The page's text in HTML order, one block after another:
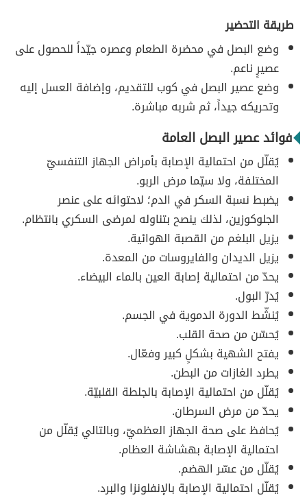
طريقة التحضير
وضع البصل في محضرة الطعام وعصره جيّداً للحصول على
عصيرٍ ناعم.
وضع عصير البصل في كوب للتقديم، وإضافة العسل إليه
وتحريكه جيداً، ثم شربه مباشرة.
فوائد عصير البصل العامة
يُقلّل من احتمالية الإصابة بأمراض الجهاز التنفسيّ
المختلفة، ولا سيّما مرض الربو.
يضبط نسبة السكر في الدم؛ لاحتوائه على عنصر
الجلوكوزين، لذلك ينصح بتناوله لمرضى السكري بانتظام.
يزيل البلغم من القصبة الهوائية.
يزيل الديدان والفايروسات من المعدة.
يحدّ من احتمالية إصابة العين بالماء البيضاء.
يُدرّ البول.
يُنشّط الدورة الدموية في الجسم.
يُحسّن من صحة القلب.
يفتح الشهية بشكلٍ كبير وفعّال.
يطرد الغازات من البطن.
يُقلّل من احتمالية الإصابة بالجلطة القلبيّة.
يحدّ من مرض السرطان.
يُحافظ على صحة الجهاز العظميّ، وبالتالي يُقلّل من
احتمالية الإصابة بهشاشة العظام.
يُقلّل من عسّر الهضم.
يُقلّل احتمالية الإصابة بالإنفلونزا والبرد.